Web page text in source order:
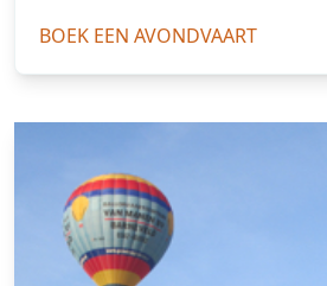
BOEK EEN AVONDVAART